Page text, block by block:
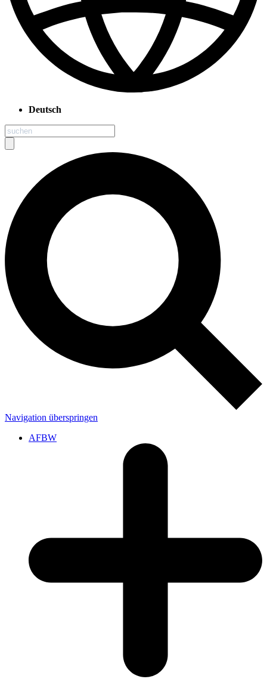
Deutsch
Navigation überspringen
AFBW